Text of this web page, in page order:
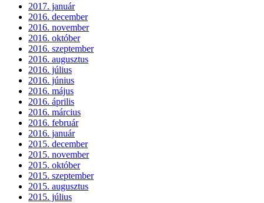
2017. január
2016. december
2016. november
2016. október
2016. szeptember
2016. augusztus
2016. július
2016. június
2016. május
2016. április
2016. március
2016. február
2016. január
2015. december
2015. november
2015. október
2015. szeptember
2015. augusztus
2015. július